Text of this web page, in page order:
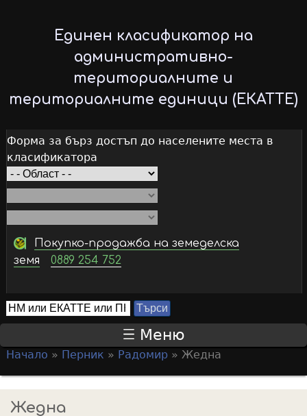
to
main
content
Единен класификатор на
административно-
териториалните и
териториалните единици (ЕКАТТЕ)
Форма за бърз достъп до населените места в
класификатора
Покупко-продажба на земеделска
земя
0889 254 752
S
e
r
c
Т
ъ
с
и
Меню
o
u
Начало » Перник » Радомир» Жедна
Жедна